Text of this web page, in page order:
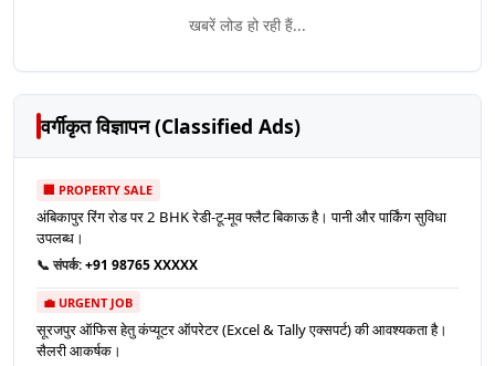
खबरें लोड हो रही हैं...
वर्गीकृत विज्ञापन (Classified Ads)
🏢 PROPERTY SALE
अंबिकापुर रिंग रोड पर 2 BHK रेडी-टू-मूव फ्लैट बिकाऊ है। पानी और पार्किंग सुविधा
उपलब्ध।
📞 संपर्क:+91 98765 XXXXX
💼 URGENT JOB
सूरजपुर ऑफिस हेतु कंप्यूटर ऑपरेटर (Excel & Tally एक्सपर्ट) की आवश्यकता है।
सैलरी आकर्षक।